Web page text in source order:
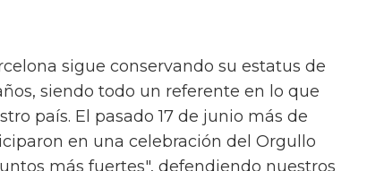
sigue conservando su estatus de
siendo todo un referente en lo que
país. El pasado 17 de junio más de
en una celebración del Orgullo
más fuertes", defendiendo nuestros